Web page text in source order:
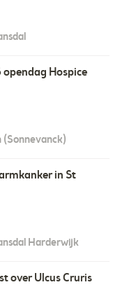
Hospice
(Sonnevanck)
in St
Harderwijk
over Ulcus Cruris